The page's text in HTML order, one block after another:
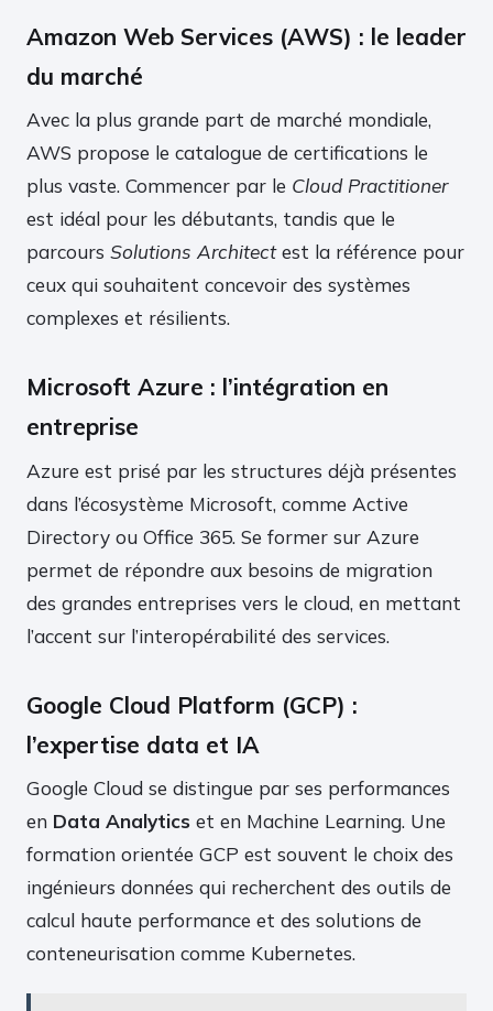
Amazon Web Services (AWS) : le leader
du marché
Avec la plus grande part de marché mondiale,
AWS propose le catalogue de certifications le
plus vaste. Commencer par le Cloud Practitioner
est idéal pour les débutants, tandis que le
parcours Solutions Architectest la référence pour
ceux qui souhaitent concevoir des systèmes
complexes et résilients.
Microsoft Azure : l’intégration en
entreprise
Azure est prisé par les structures déjà présentes
dans l’écosystème Microsoft, comme Active
Directory ou Office 365. Se former sur Azure
permet de répondre aux besoins de migration
des grandes entreprises vers le cloud, en mettant
l’accent sur l’interopérabilité des services.
Google Cloud Platform (GCP) :
l’expertise data et IA
Google Cloud se distingue par ses performances
en Data Analytics et en Machine Learning. Une
formation orientée GCP est souvent le choix des
ingénieurs données qui recherchent des outils de
calcul haute performance et des solutions de
conteneurisation comme Kubernetes.